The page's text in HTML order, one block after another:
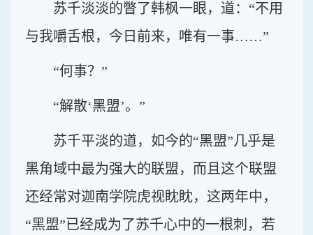
苏千淡淡的瞥了韩枫一眼，道：“不用
与我嚼舌根，今日前来，唯有一事……”
“何事？”
“解散‘黑盟’。”
苏千平淡的道，如今的“黑盟”几乎是
黑角域中最为强大的联盟，而且这个联盟
还经常对迦南学院虎视眈眈，这两年中，
“黑盟”已经成为了苏千心中的一根刺，若